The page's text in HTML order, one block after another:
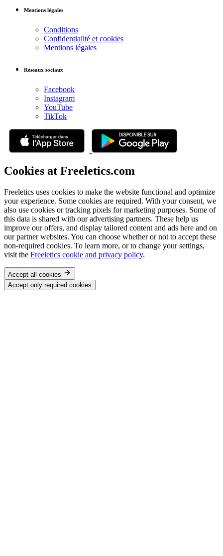
Mentions légales
Conditions
Confidentialité et cookies
Mentions légales
Réseaux sociaux
Facebook
Instagram
YouTube
TikTok
Cookies at Freeletics.com
Freeletics uses cookies to make the website functional and optimize
your experience. Some cookies are required. With your consent, we
also use cookies or tracking pixels for marketing purposes. Some of
this data is shared with our advertising partners. These help us
improve our offers, and display tailored content and ads here and on
our partner websites. You can choose whether or not to accept these
non-required cookies. To learn more, or to change your settings,
visit the Freeletics cookie and privacy policy.
Accept all cookies
Accept only required cookies